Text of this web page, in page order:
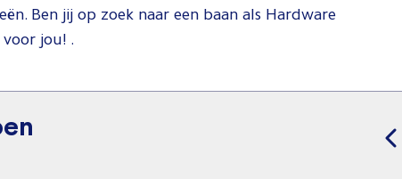
Ben jij op zoek naar een baan als Hardware
jou! .